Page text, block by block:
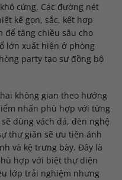
cứng. Các đường nét
kế gọn, sắc, kết hợp
để tăng chiều sâu cho
lớn xuất hiện ở phòng
party tạo sự đồng bộ
không gian theo hướng
nhấn phù hợp với từng
dùng vách đá, đèn nghệ
thư giãn sẽ ưu tiên ánh
và kệ trưng bày. Đây là
hợp với biệt thự diện
lớp trải nghiệm nhưng